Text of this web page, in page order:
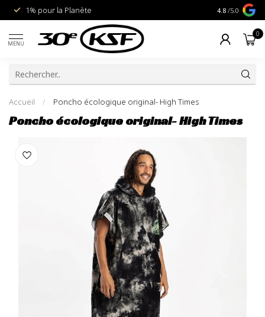
1% pour la Planète Livraison
4.8 /5.0
MENU
0
Accueil / Poncho écologique original- High Times
Poncho écologique original- High Times